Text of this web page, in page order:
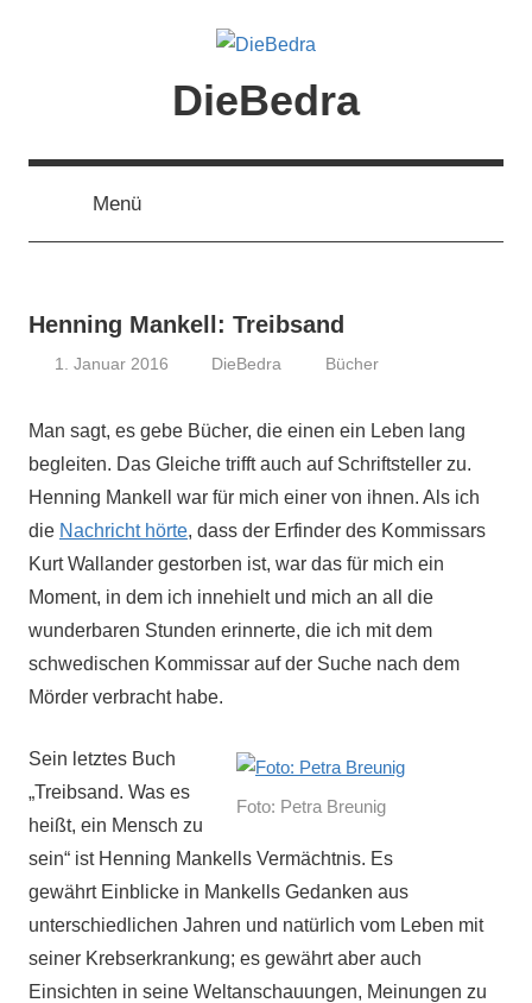
DieBedra
Menü
Henning Mankell: Treibsand
1. Januar 2016 DieBedra Bücher
Man sagt, es gebe Bücher, die einen ein Leben lang
begleiten. Das Gleiche trifft auch auf Schriftsteller zu.
Henning Mankell war für mich einer von ihnen. Als ich
die Nachricht hörte, dass der Erfinder des Kommissars
Kurt Wallander gestorben ist, war das für mich ein
Moment, in dem ich innehielt und mich an all die
wunderbaren Stunden erinnerte, die ich mit dem
schwedischen Kommissar auf der Suche nach dem
Mörder verbracht habe.
Foto: Petra Breunig
Sein letztes Buch
„Treibsand. Was es
heißt, ein Mensch zu
sein“ ist Henning Mankells Vermächtnis. Es
gewährt Einblicke in Mankells Gedanken aus
unterschiedlichen Jahren und natürlich vom Leben mit
seiner Krebserkrankung; es gewährt aber auch
Einsichten in seine Weltanschauungen, Meinungen zu